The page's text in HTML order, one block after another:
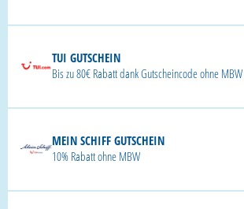
TUI GUTSCHEIN
Bis zu 80€ Rabatt dank Gutscheincode ohne MBW
MEIN SCHIFF GUTSCHEIN
10% Rabatt ohne MBW